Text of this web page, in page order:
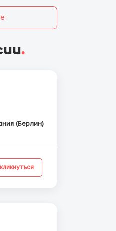
.
(Берлин)